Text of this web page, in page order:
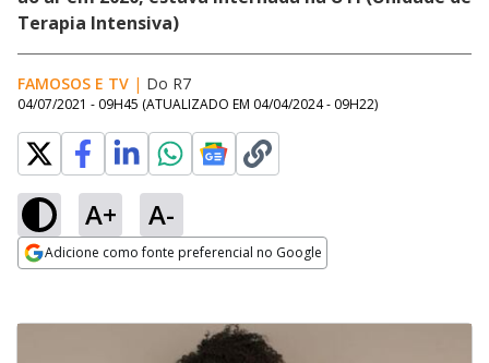
Terapia Intensiva)
FAMOSOS E TV | Do R7
04/07/2021 - 09H45 (ATUALIZADO EM 04/04/2024 - 09H22)
A+ A-
Adicione como fonte preferencial no Google